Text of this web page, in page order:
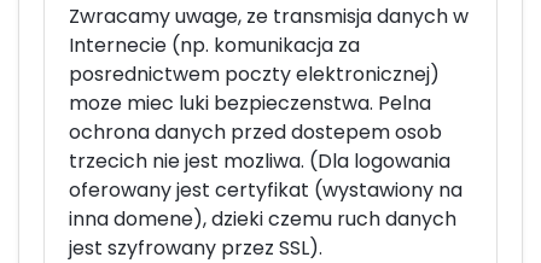
Zwracamy uwage, ze transmisja danych w
Internecie (np. komunikacja za
posrednictwem poczty elektronicznej)
moze miec luki bezpieczenstwa. Pelna
ochrona danych przed dostepem osob
trzecich nie jest mozliwa. (Dla logowania
oferowany jest certyfikat (wystawiony na
inna domene), dzieki czemu ruch danych
jest szyfrowany przez SSL).